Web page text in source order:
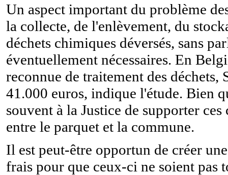
Un aspect important du problème
la collecte, de l'enlèvement, du
déchets chimiques déversés, sans
éventuellement nécessaires. En
reconnue de traitement des
41.000 euros, indique l'étude. Bien
souvent à la Justice de supporter
entre le parquet et la commune.
Il est peut-être opportun de créer
frais pour que ceux-ci ne soient pas